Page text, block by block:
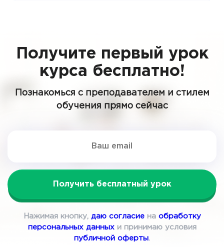
Получите первый урок
курса бесплатно!
Познакомься с преподавателем и стилем
обучения прямо сейчас
Получить бесплатный урок
Нажимая кнопку, даю согласиена обработку
персональных данныхи принимаю условия
публичной оферты.